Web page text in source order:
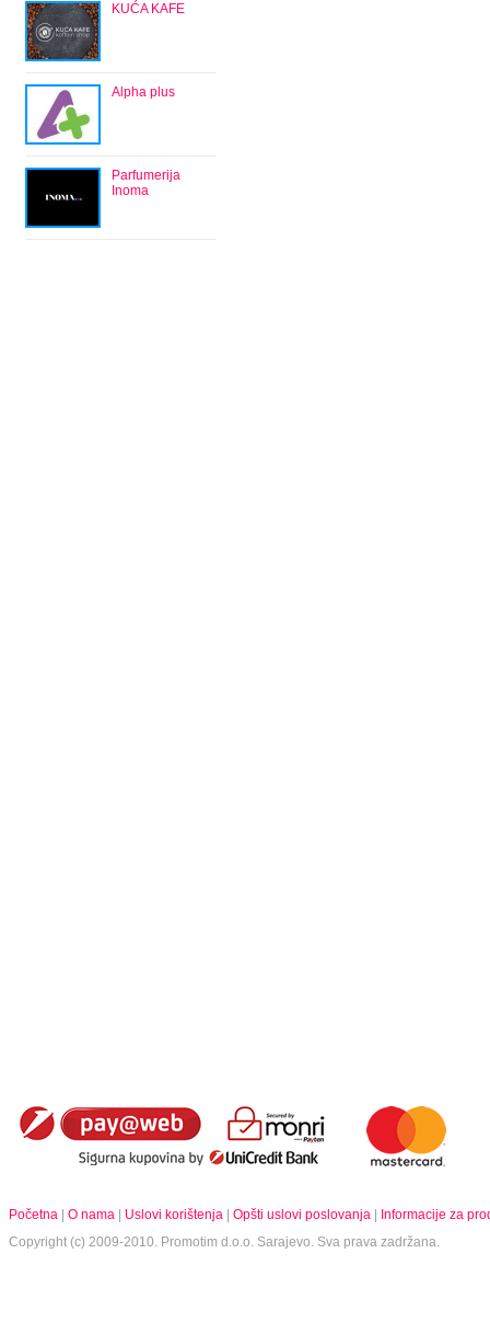
KUĆA KAFE
Alpha plus
Parfumerija
Inoma
Početna O nama Uslovi korištenja Opšti uslovi poslovanja
Informacije za
Copyright (c) 2009-2010. Promotim d.o.o. Sarajevo. Sva prava zadržana.